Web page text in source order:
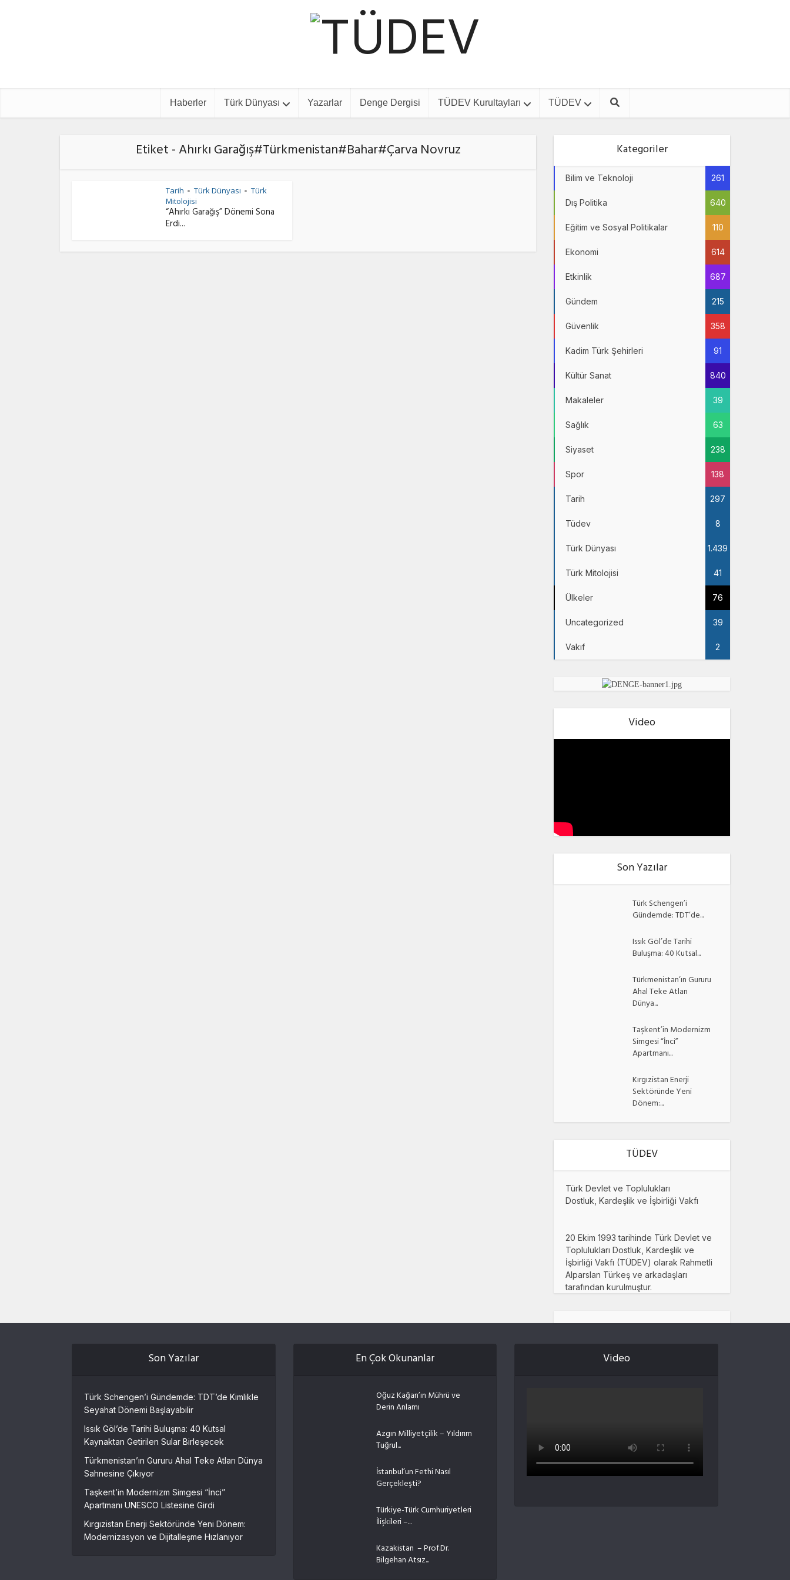
Haberler Türk Dünyası Yazarlar Denge Dergisi TÜDEV Kurultayları TÜDEV
Etiket - Ahırkı Garağış#Türkmenistan#Bahar#Çarva Novruz
Tarih • Türk Dünyası • Türk
Mitolojisi
“Ahırkı Garağış” Dönemi Sona
Erdi...
Kategoriler
Bilim ve Teknoloji 261
Dış Politika 640
Eğitim ve Sosyal Politikalar 110
Ekonomi 614
Etkinlik 687
Gündem 215
Güvenlik 358
Kadim Türk Şehirleri 91
Kültür Sanat 840
Makaleler 39
Sağlık 63
Siyaset 238
Spor 138
Tarih 297
Tüdev 8
Türk Dünyası 1.439
Türk Mitolojisi 41
Ülkeler 76
Uncategorized 39
Vakıf 2
Video
Son Yazılar
Türk Schengen’i
Gündemde: TDT’de...
Issık Göl’de Tarihi
Buluşma: 40 Kutsal...
Türkmenistan’ın Gururu
Ahal Teke Atları
Dünya...
Taşkent’in Modernizm
Simgesi “İnci”
Apartmanı...
Kırgızistan Enerji
Sektöründe Yeni
Dönem:...
TÜDEV
Türk Devlet ve Toplulukları
Dostluk, Kardeşlik ve İşbirliği Vakfı
20 Ekim 1993 tarihinde Türk Devlet ve
Toplulukları Dostluk, Kardeşlik ve
İşbirliği Vakfı (TÜDEV) olarak Rahmetli
Alparslan Türkeş ve arkadaşları
tarafından kurulmuştur.
Son Yazılar
Türk Schengen’i Gündemde: TDT’de Kimlikle
Seyahat Dönemi Başlayabilir
Issık Göl’de Tarihi Buluşma: 40 Kutsal
Kaynaktan Getirilen Sular Birleşecek
Türkmenistan’ın Gururu Ahal Teke Atları Dünya
Sahnesine Çıkıyor
Taşkent’in Modernizm Simgesi “İnci”
Apartmanı UNESCO Listesine Girdi
Kırgızistan Enerji Sektöründe Yeni Dönem:
Modernizasyon ve Dijitalleşme Hızlanıyor
En Çok Okunanlar
Oğuz Kağan’ın Mührü ve
Derin Anlamı
Azgın Milliyetçilik – Yıldırım
Tuğrul...
İstanbul’un Fethi Nasıl
Gerçekleşti?
Türkiye-Türk Cumhuriyetleri
İlişkileri –...
Kazakistan – Prof.Dr.
Bilgehan Atsız...
Video